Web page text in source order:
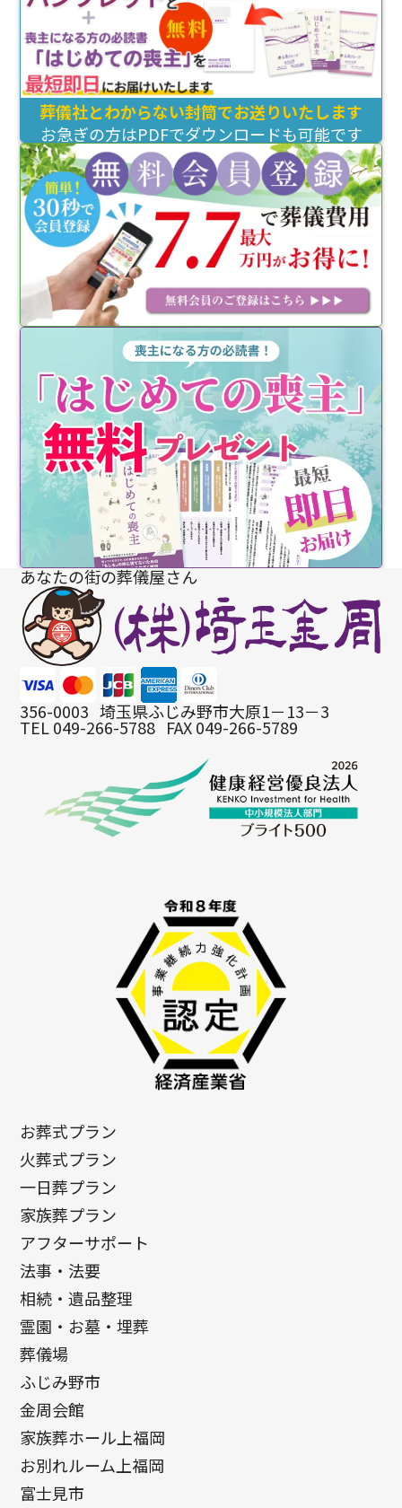
葬儀社とわからない封筒でお送りいたします
お急ぎの方はPDFでダウンロードも可能です
あなたの街の葬儀屋さん
356-0003 埼玉県ふじみ野市大原1－13－3
TEL 049-266-5788 FAX 049-266-5789
お葬式プラン
火葬式プラン
一日葬プラン
家族葬プラン
アフターサポート
法事・法要
相続・遺品整理
霊園・お墓・埋葬
葬儀場
ふじみ野市
金周会館
家族葬ホール上福岡
お別れルーム上福岡
富士見市